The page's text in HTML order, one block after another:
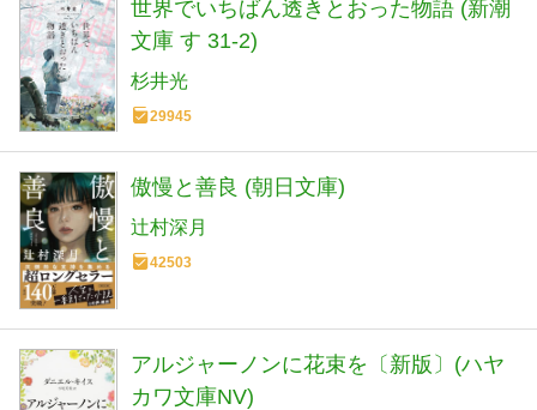
世界でいちばん透きとおった物語 (新潮
文庫 す 31-2)
杉井光
29945
傲慢と善良 (朝日文庫)
辻村深月
42503
アルジャーノンに花束を〔新版〕(ハヤ
カワ文庫NV)